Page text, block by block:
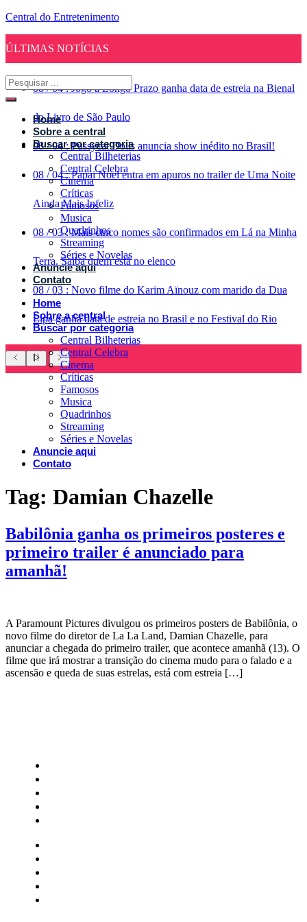
Central do Entretenimento
ÚLTIMAS NOTÍCIAS
08 / 04 : Jogo a Longo Prazo ganha data de estreia na Bienal
do Livro de São Paulo
08 / 04 : Pussycat Dolls anuncia show inédito no Brasil!
08 / 04 : Papai Noel entra em apuros no trailer de Uma Noite
Ainda Mais Infeliz
08 / 03 : Mais cinco nomes são confirmados em Lá na Minha
Terra. Saiba quem está no elenco
08 / 03 : Novo filme do Karim Aïnouz com marido da Dua
Lipa ganha data de estreia no Brasil e no Festival do Rio
Home
Sobre a central
Buscar por categoria
Central Bilheterias
Central Celebra
Cinema
Críticas
Famosos
Musica
Quadrinhos
Streaming
Séries e Novelas
Anuncie aqui
Contato
Home
Sobre a central
Buscar por categoria
Central Bilheterias
Central Celebra
Cinema
Críticas
Famosos
Musica
Quadrinhos
Streaming
Séries e Novelas
Anuncie aqui
Contato
Tag: Damian Chazelle
Babilônia ganha os primeiros posteres e
primeiro trailer é anunciado para
amanhã!
A Paramount Pictures divulgou os primeiros posters de Babilônia, o
novo filme do diretor de La La Land, Damian Chazelle, para
anunciar a chegada do primeiro trailer, que acontece amanhã (13). O
filme que irá mostrar a transição do cinema mudo para o falado e a
ascensão e queda de suas estrelas, está com estreia […]